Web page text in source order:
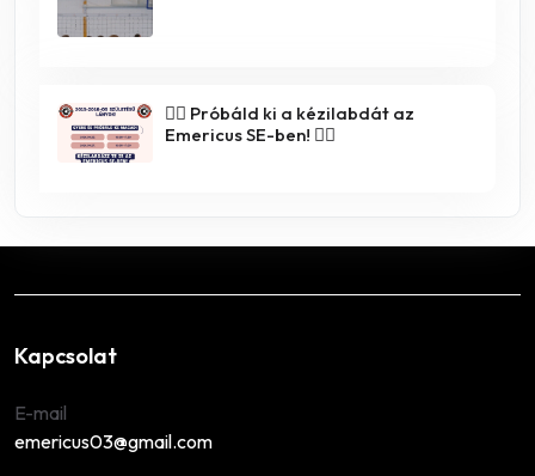
🤾‍♀️ Próbáld ki a kézilabdát az
Emericus SE-ben! 🤾‍♂️
Kapcsolat
E-mail
emericus03@gmail.com